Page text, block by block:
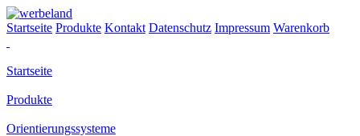
Startseite Produkte Kontakt Datenschutz Impressum Warenkorb
Startseite
Produkte
Orientierungssysteme